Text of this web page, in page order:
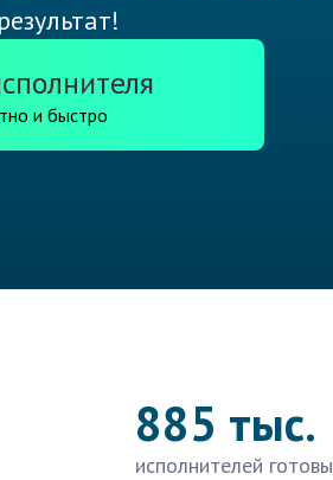
и быстро
885 тыс.
исполнителей готовы